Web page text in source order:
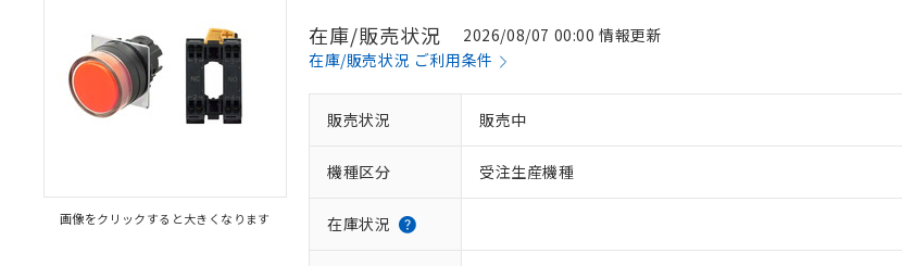
画像をクリックすると大きくなります
在庫/販売状況
2026/08/07 00:00 情報更新
在庫/販売状況 ご利用条件
販売状況 販売中
機種区分 受注生産機種
在庫状況